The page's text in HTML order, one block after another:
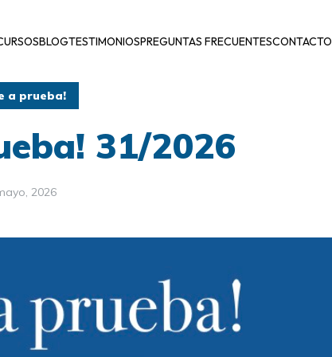
BLOGTESTIMONIOSPREGUNTAS FRECUENTESCONTACTO
a prueba!
31/2026
2026